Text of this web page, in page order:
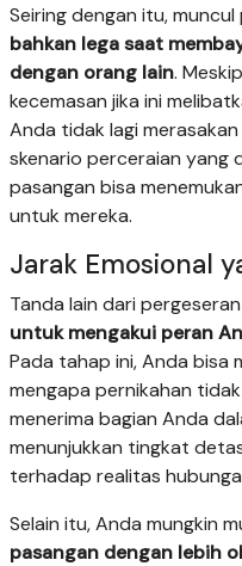
Seiring dengan itu, muncul
bahkan lega saat
dengan orang lain.
kecemasan jika ini
Anda tidak lagi
skenario perceraian yang
pasangan bisa
untuk mereka.
Jarak Emosional
Tanda lain dari
untuk mengakui peran
Pada tahap ini, Anda bisa
mengapa pernikahan
menerima bagian Anda
menunjukkan tingkat
terhadap realitas
Selain itu, Anda mungkin
pasangan dengan lebih